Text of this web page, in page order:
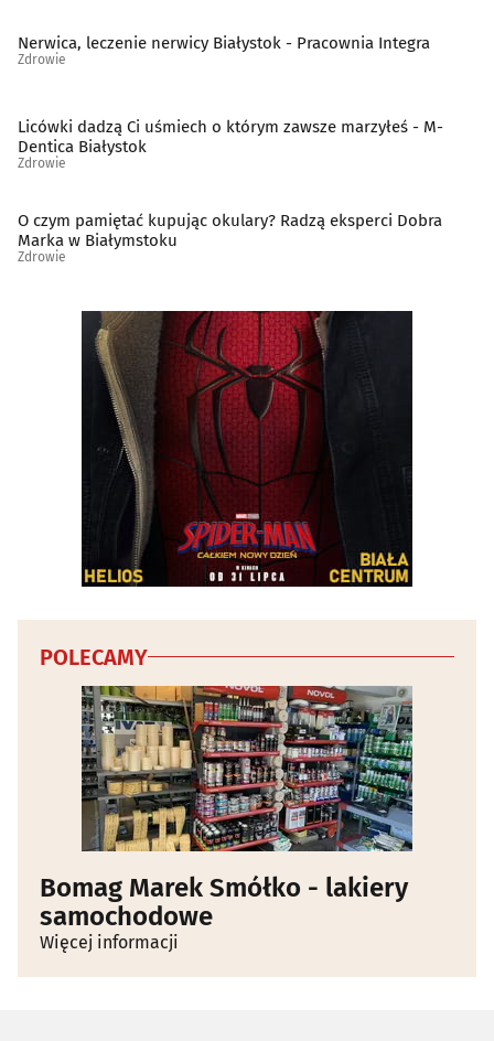
Protetyczne usługi(53)
Rehabilitacja, fizjoterapia
Reumatologia (11)
Sklepy zielarsko-medyczne
Stomatologia(182)
Szkoły rodzenia (5)
(1)
Nerwica, leczenie nerwicy Białystok - Pracownia Integra
Zdrowie
Licówki dadzą Ci uśmiech o którym zawsze marzyłeś - M-
Dentica Białystok
Zdrowie
O czym pamiętać kupując okulary? Radzą eksperci Dobra
Marka w Białymstoku
Zdrowie
POLECAMY
Bomag Marek Smółko - lakiery
samochodowe
Więcej informacji